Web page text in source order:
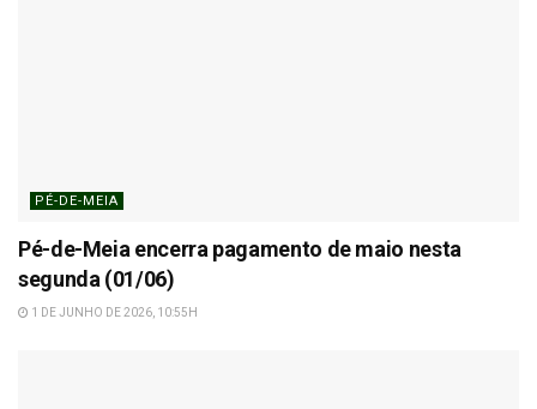
PÉ-DE-MEIA
Pé-de-Meia encerra pagamento de maio nesta
segunda (01/06)
1 DE JUNHO DE 2026, 10:55H